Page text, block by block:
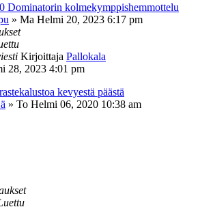
Dominatorin kolmekymppishemmottelu
» Ma Helmi 20, 2023 6:17 pm
Kirjoittaja Pallokala
28, 2023 4:01 pm
kevyestä päästä
» To Helmi 06, 2020 10:38 am